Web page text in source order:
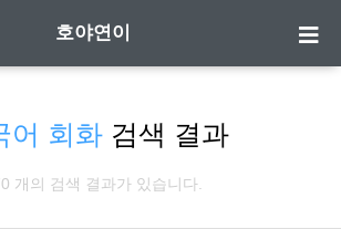
호야연이
어 회화 검색 결과
개의 검색 결과가 있습니다.